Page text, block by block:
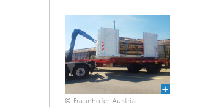
© Fraunhofer Austria